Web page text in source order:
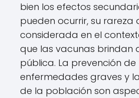
bien los efectos
pueden ocurrir, su rareza
considerada en el
que las vacunas brindan
pública. La prevención de
enfermedades graves y
de la población son